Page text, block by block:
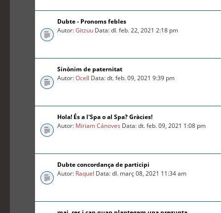
Dubte - Pronoms febles
Autor:Gitzuu Data: dl. feb. 22, 2021 2:18 pm
Sinònim de paternitat
Autor:Ocell Data: dt. feb. 09, 2021 9:39 pm
Hola! És a l'Spa o al Spa? Gràcies!
Autor: Miriam Cánoves Data: dt. feb. 09, 2021 1:08 pm
Dubte concordança de participi
Autor: Raquel Data: dl. març 08, 2021 11:34 am